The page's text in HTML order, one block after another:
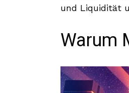
und Liquidität
Warum